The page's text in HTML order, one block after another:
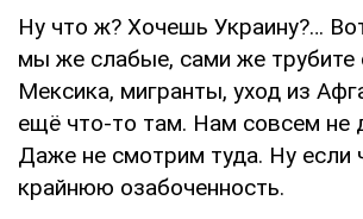
Ну что ж? Хочешь Украину?…
мы же слабые, сами же трубите
Мексика, мигранты, уход из
ещё что-то там. Нам совсем не
Даже не смотрим туда. Ну если
крайнюю озабоченность.